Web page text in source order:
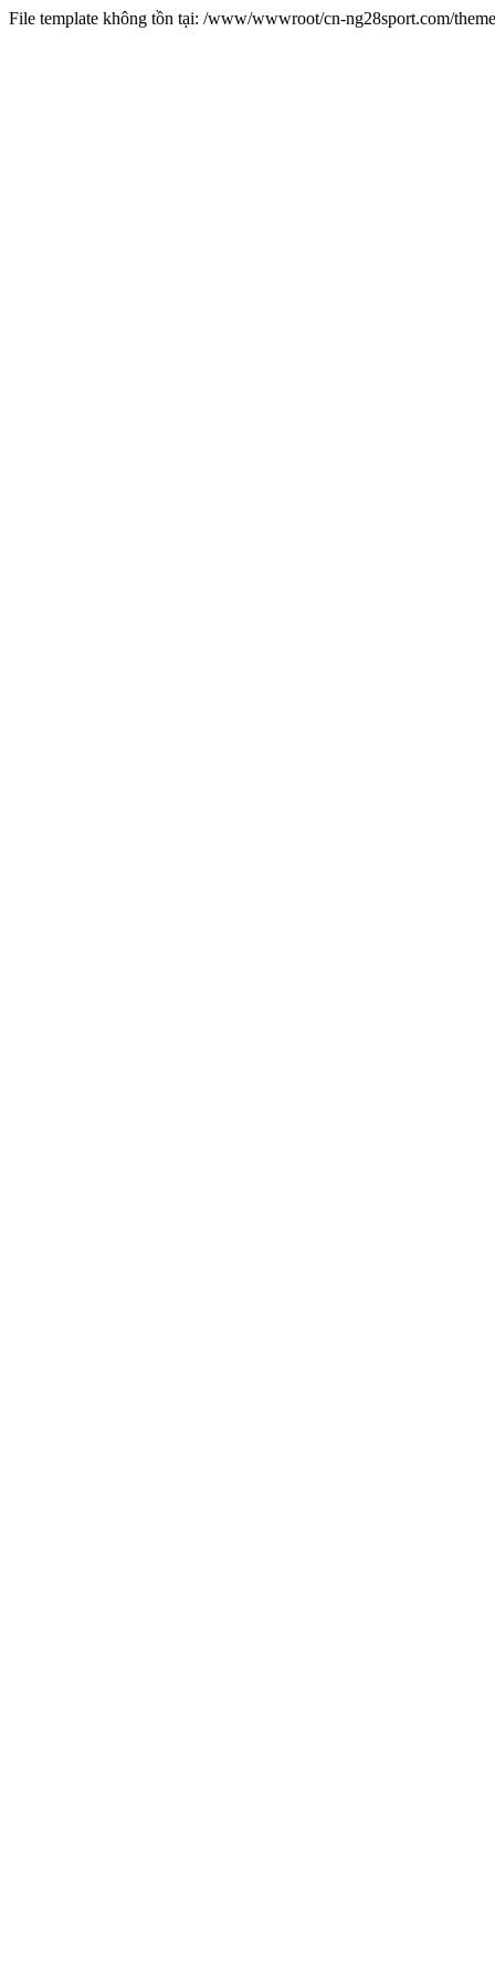
File template không tồn tại: /www/wwwroot/cn-ng28sport.com/